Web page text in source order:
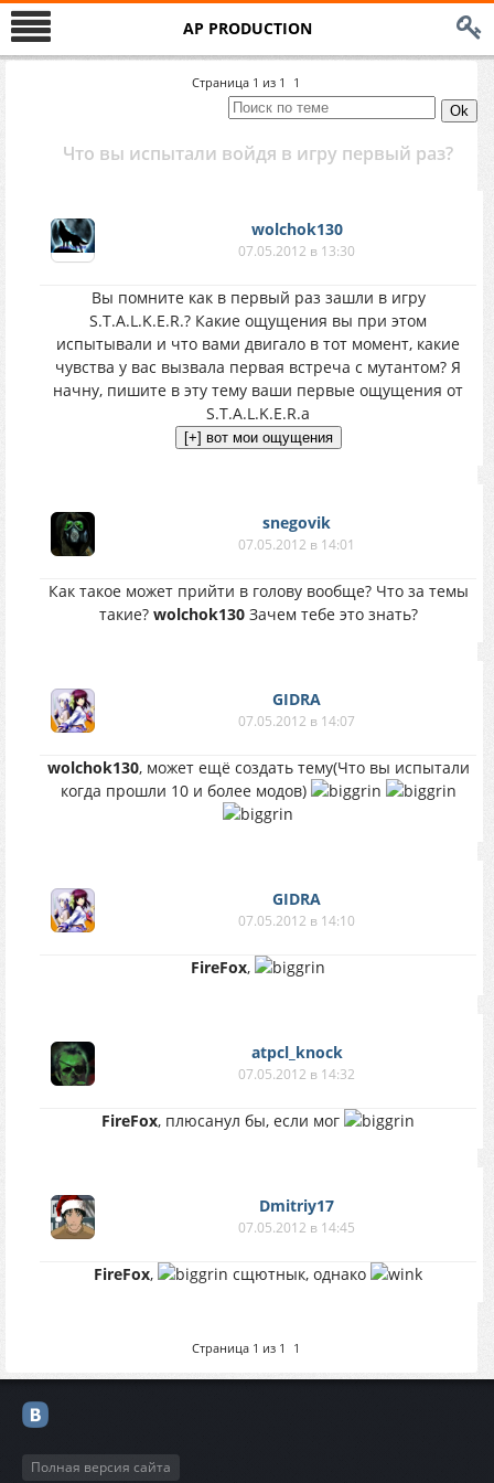
AP PRODUCTION
Страница 1 из 1 1
Что вы испытали войдя в игру первый раз?
wolchok130
07.05.2012 в 13:30
Вы помните как в первый раз зашли в игру
S.T.A.L.K.E.R.? Какие ощущения вы при этом
испытывали и что вами двигало в тот момент, какие
чувства у вас вызвала первая встреча с мутантом? Я
начну, пишите в эту тему ваши первые ощущения от
S.T.A.L.K.E.R.а
snegovik
07.05.2012 в 14:01
Как такое может прийти в голову вообще? Что за темы
такие? wolchok130Зачем тебе это знать?
GIDRA
07.05.2012 в 14:07
wolchok130, может ещё создать тему(Что вы испытали
когда прошли 10 и более модов)
GIDRA
07.05.2012 в 14:10
FireFox,
atpcl_knock
07.05.2012 в 14:32
FireFox, плюсанул бы, если мог
Dmitriy17
07.05.2012 в 14:45
FireFox, сщютнык, однако
Страница 1 из 1 1
Полная версия сайта